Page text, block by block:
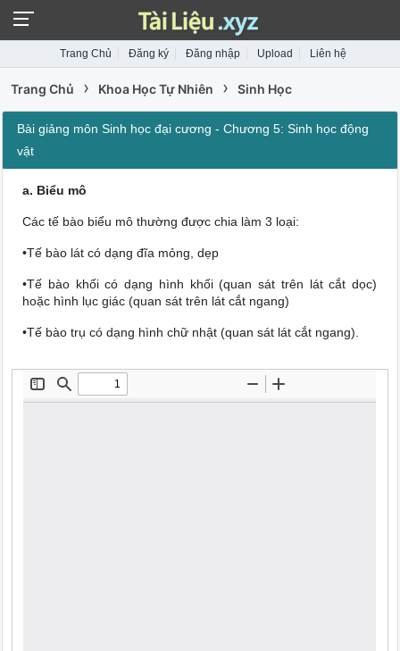
Trang Chủ Đăng ký Đăng nhập Upload Liên hệ
Trang Chủ › Khoa Học Tự Nhiên › Sinh Học
Bài giảng môn Sinh học đại cương - Chương 5: Sinh học động
vật
a. Biểu mô
Các tế bào biểu mô thường được chia làm 3 loại:
•Tế bào lát có dạng đĩa mỏng, dẹp
•Tế bào khối có dạng hình khối (quan sát trên lát cắt dọc)
hoặc hình lục giác (quan sát trên lát cắt ngang)
•Tế bào trụ có dạng hình chữ nhật (quan sát lát cắt ngang).